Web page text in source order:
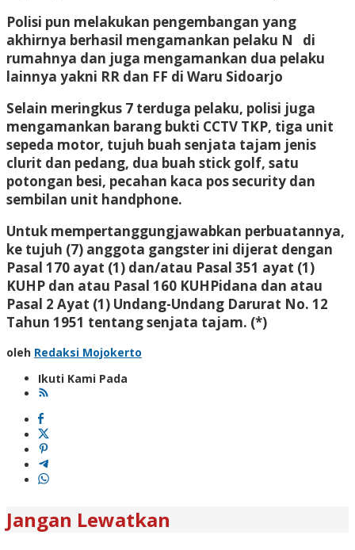
Polisi pun melakukan pengembangan yang
akhirnya berhasil mengamankan pelaku N di
rumahnya dan juga mengamankan dua pelaku
lainnya yakni RR dan FF di Waru Sidoarjo
Selain meringkus 7 terduga pelaku, polisi juga
mengamankan barang bukti CCTV TKP, tiga unit
sepeda motor, tujuh buah senjata tajam jenis
clurit dan pedang, dua buah stick golf, satu
potongan besi, pecahan kaca pos security dan
sembilan unit handphone.
Untuk mempertanggungjawabkan perbuatannya,
ke tujuh (7) anggota gangster ini dijerat dengan
Pasal 170 ayat (1) dan/atau Pasal 351 ayat (1)
KUHP dan atau Pasal 160 KUHPidana dan atau
Pasal 2 Ayat (1) Undang-Undang Darurat No. 12
Tahun 1951 tentang senjata tajam. (*)
oleh Redaksi Mojokerto
Ikuti Kami Pada
Jangan Lewatkan